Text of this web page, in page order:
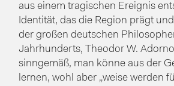
aus einem tragischen Ereignis
Identität, das die Region prägt
der großen deutschen
Jahrhunderts, Theodor W.
sinngemäß, man könne aus der
lernen, wohl aber „weise werden